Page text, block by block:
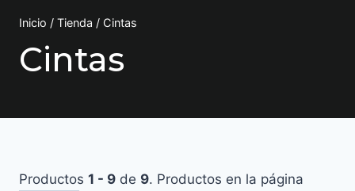
Inicio / Tienda / Cintas
Cintas
Productos 1 - 9 de 9. Productos en la página